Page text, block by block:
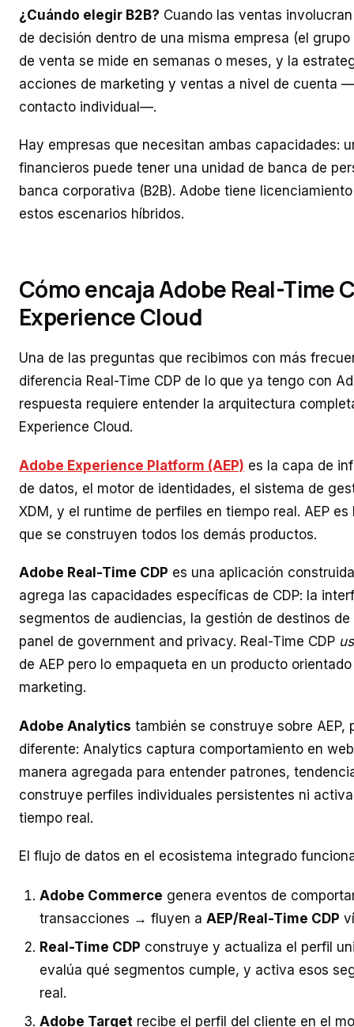
¿Cuándo elegir B2B? Cuando las ventas
de decisión dentro de una misma empresa (el
de venta se mide en semanas o meses, y la
acciones de marketing y ventas a nivel de cuenta
contacto individual—.
Hay empresas que necesitan ambas capacidades:
financieros puede tener una unidad de banca de
banca corporativa (B2B). Adobe tiene
estos escenarios híbridos.
Cómo encaja Adobe Real-Time
Experience Cloud
Una de las preguntas que recibimos con más
diferencia Real-Time CDP de lo que ya tengo con
respuesta requiere entender la arquitectura
Experience Cloud.
Adobe Experience Platform (AEP) es la capa de
de datos, el motor de identidades, el sistema de
XDM, y el runtime de perfiles en tiempo real. AEP
que se construyen todos los demás productos.
Adobe Real-Time CDP es una aplicación
agrega las capacidades específicas de CDP: la
segmentos de audiencias, la gestión de destinos
panel de government and privacy. Real-Time CDP
de AEP pero lo empaqueta en un producto
marketing.
Adobe Analytics también se construye sobre AEP,
diferente: Analytics captura comportamiento en
manera agregada para entender patrones,
construye perfiles individuales persistentes ni
tiempo real.
El flujo de datos en el ecosistema integrado
Adobe Commerce genera eventos de
transacciones → fluyen a AEP/Real-Time CDP
Real-Time CDP construye y actualiza el perfil
evalúa qué segmentos cumple, y activa esos
real.
Adobe Targetrecibe el perfil del cliente en el